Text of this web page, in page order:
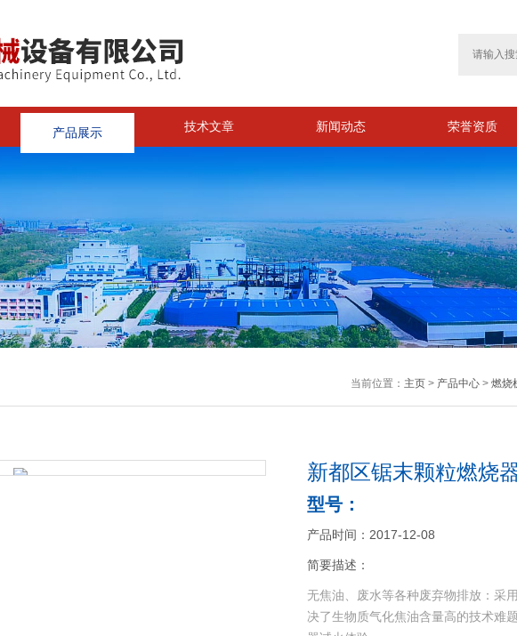
产品展示 技术文章 新闻动态 荣誉资质
当前位置： 主页> 产品中心> 燃烧
>
新都区锯末颗粒燃烧
型号：
产品时间：2017-12-08
简要描述：
无焦油、废水等各种废弃物排放：采
决了生物质气化焦油含量高的技术难